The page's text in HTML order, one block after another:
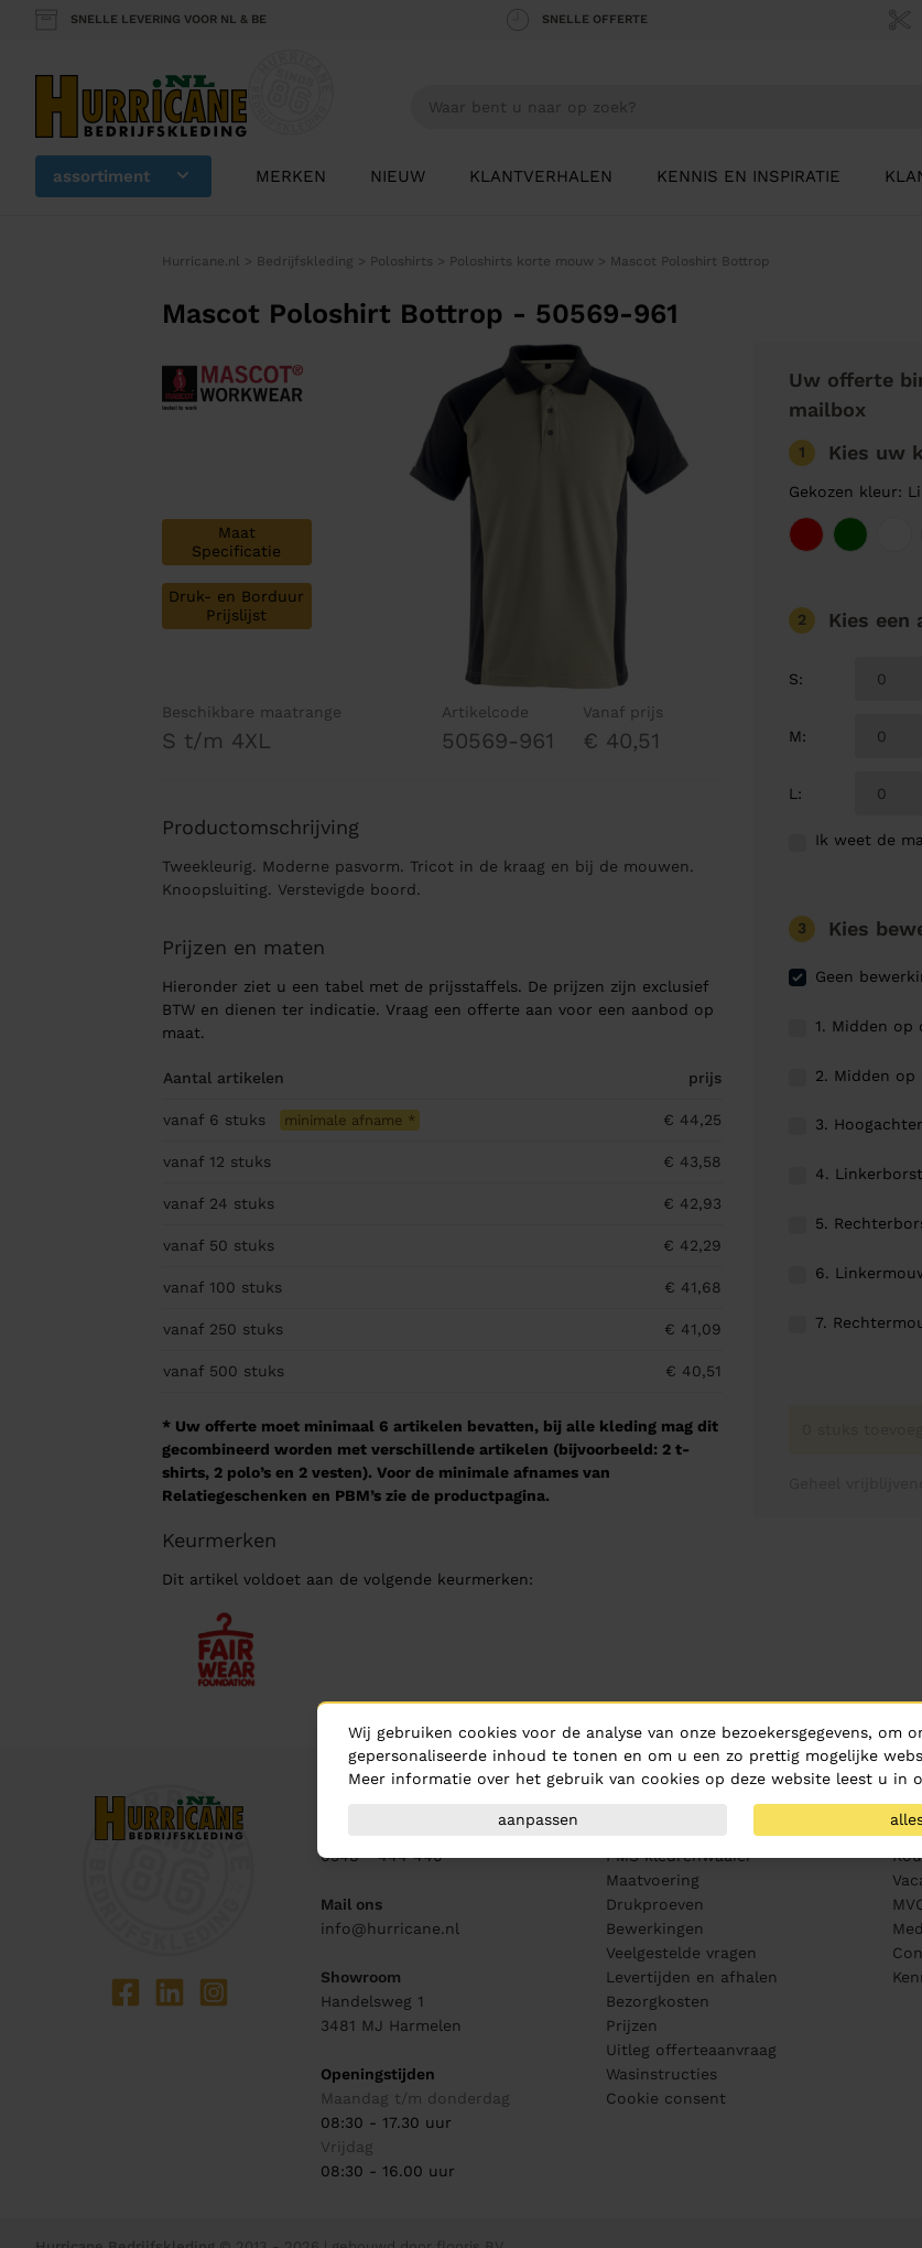
SNELLE LEVERING VOOR NL & BE SNELLE OFFERTE
assortiment MERKEN NIEUW KLANTVERHALEN KENNIS EN INSPIRATIE
Hurricane.nl > Bedrijfskleding > Poloshirts > Poloshirts korte mouw > Mascot Poloshirt Bottrop
Mascot Poloshirt Bottrop - 50569-961
Maat
Specificatie
Druk- en Borduur
Prijslijst
Beschikbare maatrange
S t/m 4XL
Artikelcode
50569-961
Vanaf prijs
€ 40,51
Productomschrijving
Tweekleurig. Moderne pasvorm. Tricot in de kraag en bij de mouwen.
Knoopsluiting. Verstevigde boord.
Prijzen en maten
Hieronder ziet u een tabel met de prijsstaffels. De prijzen zijn exclusief
BTW en dienen ter indicatie. Vraag een offerte aan voor een aanbod op
maat.
Aantal artikelen prijs
vanaf 6 stuks minimale afname * € 44,25
vanaf 12 stuks € 43,58
vanaf 24 stuks € 42,93
vanaf 50 stuks € 42,29
vanaf 100 stuks € 41,68
vanaf 250 stuks € 41,09
vanaf 500 stuks € 40,51
* Uw offerte moet minimaal 6 artikelen bevatten, bij alle kleding mag dit
gecombineerd worden met verschillende artikelen (bijvoorbeeld: 2 t-
shirts, 2 polo’s en 2 vesten). Voor de minimale afnames van
Relatiegeschenken en PBM’s zie de productpagina.
Keurmerken
Dit artikel voldoet aan de volgende keurmerken:
Uw offerte
mailbox
1 Kies uw
Gekozen kleur:
2 Kies een
S:
M:
L :
Ik weet de
3 Kies
Geen
1. Midden op
2. Midden op
3.
4. Linkerborst
5.
6.
7.
0348 - 444 440
Mail ons
info@hurricane.nl
Showroom
Handelsweg 1
3481 MJ Harmelen
Openingstijden
Maandag t/m donderdag
08:30 - 17.30 uur
Vrijdag
08:30 - 16.00 uur
Aanleveren artwork
PMS kleurenwaaier
Maatvoering
Drukproeven
Bewerkingen
Veelgestelde vragen
Levertijden en afhalen
Bezorgkosten
Prijzen
Uitleg offerteaanvraag
Wasinstructies
Cookie consent
Wij gebruiken cookies voor de analyse van onze bezoekersgegevens, om
gepersonaliseerde inhoud te tonen en om u een zo prettig mogelijke
Meer informatie over het gebruik van cookies op deze website leest u in
aanpassen